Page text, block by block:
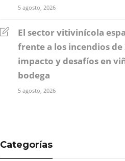
5 agosto, 2026
El sector vitivinícola
frente a los incendios de
impacto y desafíos en
bodega
5 agosto, 2026
Categorías